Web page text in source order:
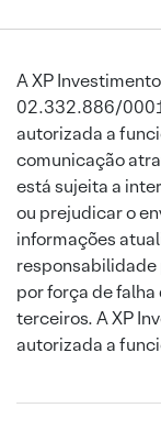
A XP
02.332.886/
autorizada a
comunicação
está sujeita a
ou prejudicar o
informações
responsabilidade
por força de
terceiros. A XP
autorizada a